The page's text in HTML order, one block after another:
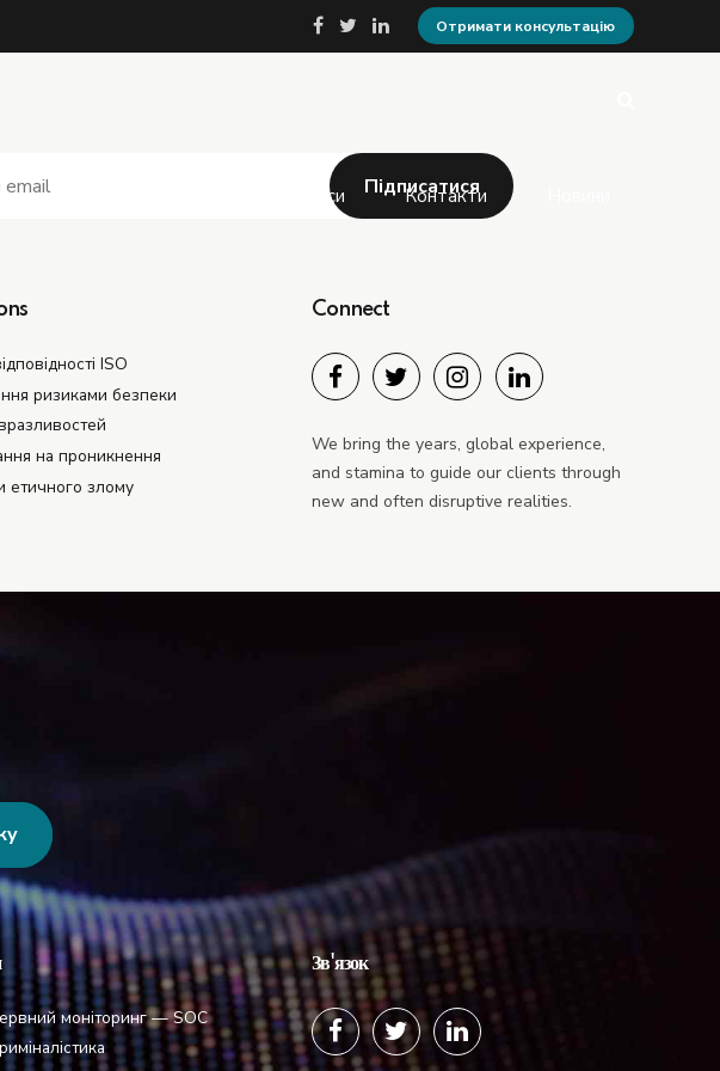
Отримати консультацію
Послуги та сервіси Контакти
ISO
ризиками безпеки
на проникнення
етичного злому
Connect
We bring the years, global experience,
and stamina to guide our clients through
new and often disruptive realities.
моніторинг — SOC
Зв'язок